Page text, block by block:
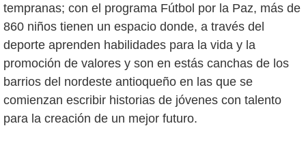
tempranas; con el programa Fútbol por la Paz, más de
860 niños tienen un espacio donde, a través del
deporte aprenden habilidades para la vida y la
promoción de valores y son en estás canchas de los
barrios del nordeste antioqueño en las que se
comienzan escribir historias de jóvenes con talento
para la creación de un mejor futuro.